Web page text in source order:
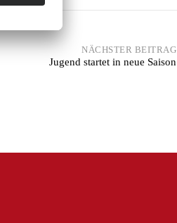
NÄCHSTER BEITRAG
Jugend startet in neue Saison